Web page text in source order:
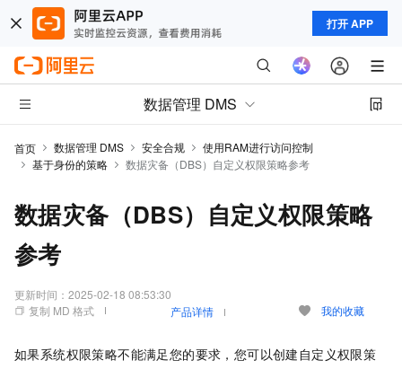
打开 APP
数据管理 DMS
首页 数据管理 DMS 安全合规
使用RAM进行访问控制
基于身份的策略
数据灾备（DBS）自定义权限策略参考
数据灾备（DBS）自定义权限策略
参考
更新时间： 2025-02-18 08:53:30
复制 MD 格式
产品详情 我的收藏
如果系统权限策略不能满足您的要求，您可以创建自定义权限策